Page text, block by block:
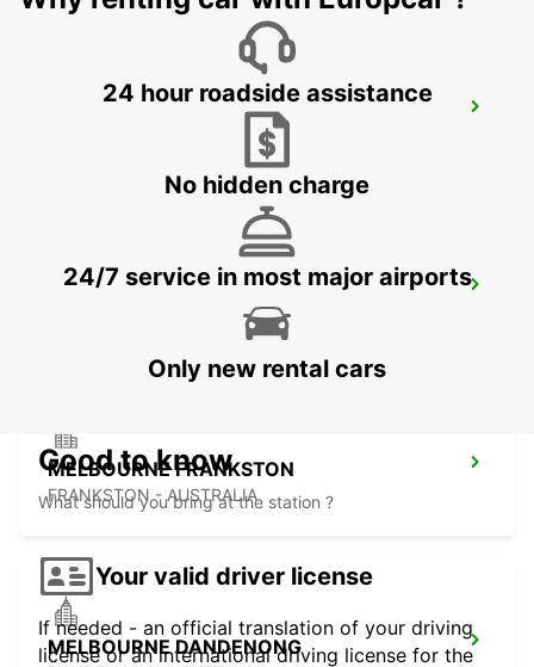
HOBART AIRPORT
CAMBRIDGE - AUSTRALIA
MELBOURNE FRANKSTON
FRANKSTON - AUSTRALIA
MELBOURNE DANDENONG
24 hour roadside assistance
No hidden charge
24/7 service in most major airports
Only new rental cars
Good to know
What should you bring at the station ?
Your valid driver license
If needed - an official translation of your driving
license or an international driving license for the